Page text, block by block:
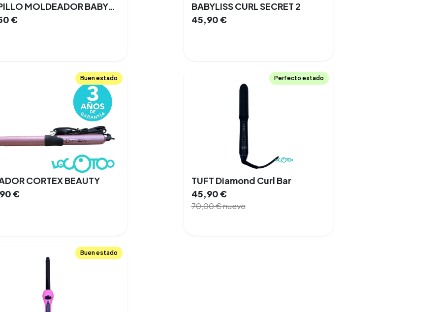
CEPILLO MOLDEADOR BABYLISS PRO TITANIUM TOURMALINE
€
BABYLISS CURL SECRET 2
45,90€
Buen estado
CORTEX BEAUTY
€
Perfecto estado
TUFT Diamond Curl Bar
45,90€
70,00€nuevo
Buen estado